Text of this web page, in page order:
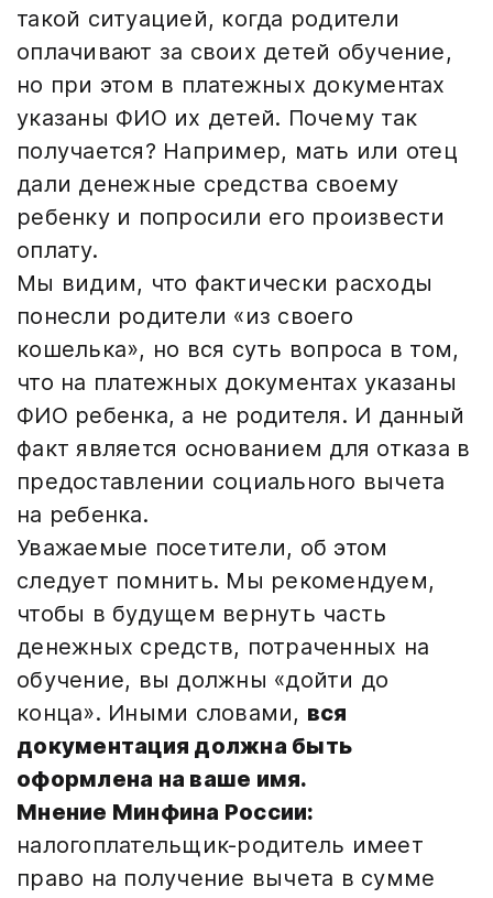
такой ситуацией, когда родители
оплачивают за своих детей обучение,
но при этом в платежных документах
указаны ФИО их детей. Почему так
получается? Например, мать или отец
дали денежные средства своему
ребенку и попросили его произвести
оплату.
Мы видим, что фактически расходы
понесли родители «из своего
кошелька», но вся суть вопроса в том,
что на платежных документах указаны
ФИО ребенка, а не родителя. И данный
факт является основанием для отказа в
предоставлении социального вычета
на ребенка.
Уважаемые посетители, об этом
следует помнить. Мы рекомендуем,
чтобы в будущем вернуть часть
денежных средств, потраченных на
обучение, вы должны «дойти до
конца». Иными словами, вся
документация должна быть
оформлена на ваше имя.
Мнение Минфина России:
налогоплательщик-родитель имеет
право на получение вычета в сумме